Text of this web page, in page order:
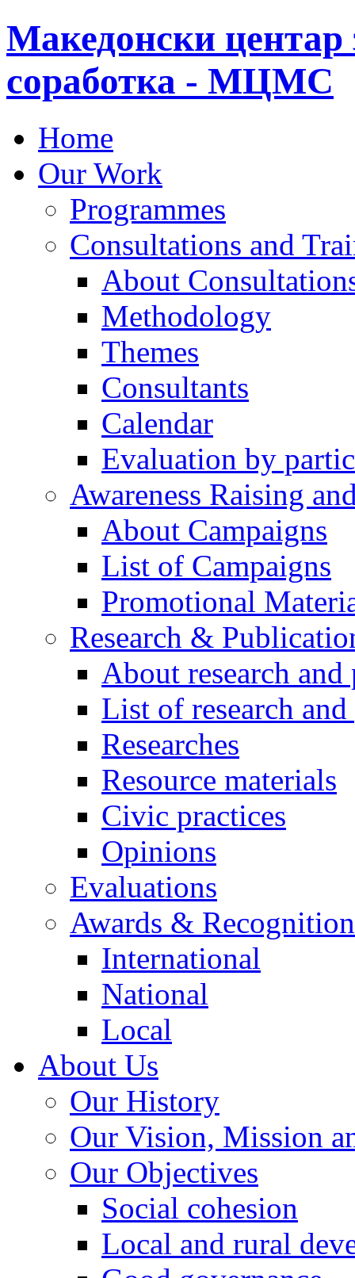
Македонски центар
соработка - МЦМС
Home
Our Work
Programmes
Consultations and
About
Methodology
Themes
Consultants
Calendar
Evaluation by
Awareness Raising
About Campaigns
List of Campaigns
Promotional
Research &
About research
List of research
Researches
Resource materials
Civic practices
Opinions
Evaluations
Awards &
International
National
Local
About Us
Our History
Our Vision, Mission
Our Objectives
Social cohesion
Local and rural